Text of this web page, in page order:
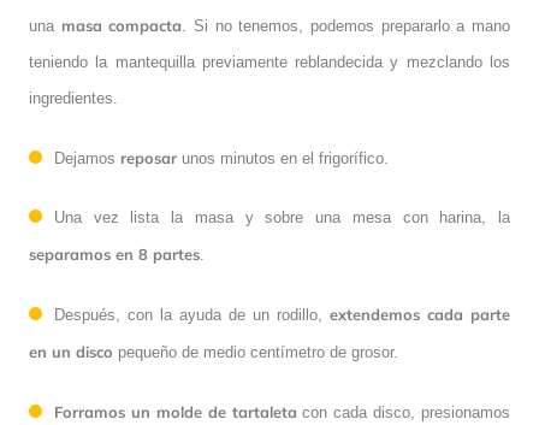
una masa compacta. Si no tenemos, podemos prepararlo a mano
teniendo la mantequilla previamente reblandecida y mezclando los
ingredientes.
Dejamos reposar unos minutos en el frigorífico.
Una vez lista la masa y sobre una mesa con harina, la
separamos en 8 partes.
Después, con la ayuda de un rodillo, extendemos cada parte
en un disco pequeño de medio centímetro de grosor.
Forramos un molde de tartaleta con cada disco, presionamos